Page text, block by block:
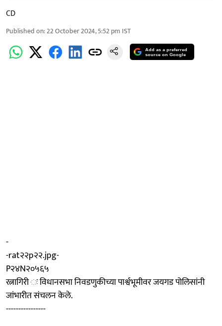
CD
Published on:22 October 2024, 5:52 pm IST
Add as a preferred
source on Google
-
-rat२२p२२.jpg-
P२४N२०५६५
रत्नागिरी ः विधानसभा निवडणुकीच्या पार्श्वभूमीवर जयगड पोलिसांनी
जांभारीत संचलन केले.
----------------